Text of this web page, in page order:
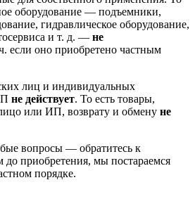
оборудование — подъемники,
гидравлическое оборудование,
и т. д. — не
если оно приобретено частным
лиц и индивидуальных
не действует. То есть товары,
или ИП, возврату и обмену не
вопросы — обратитесь к
приобретения, мы постараемся
порядке.